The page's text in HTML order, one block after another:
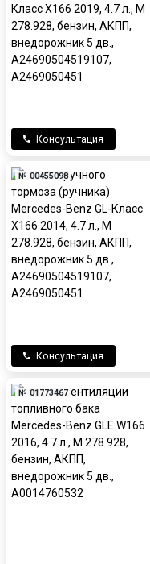
Консультация
№ 00455098
Консультация
№ 01773467